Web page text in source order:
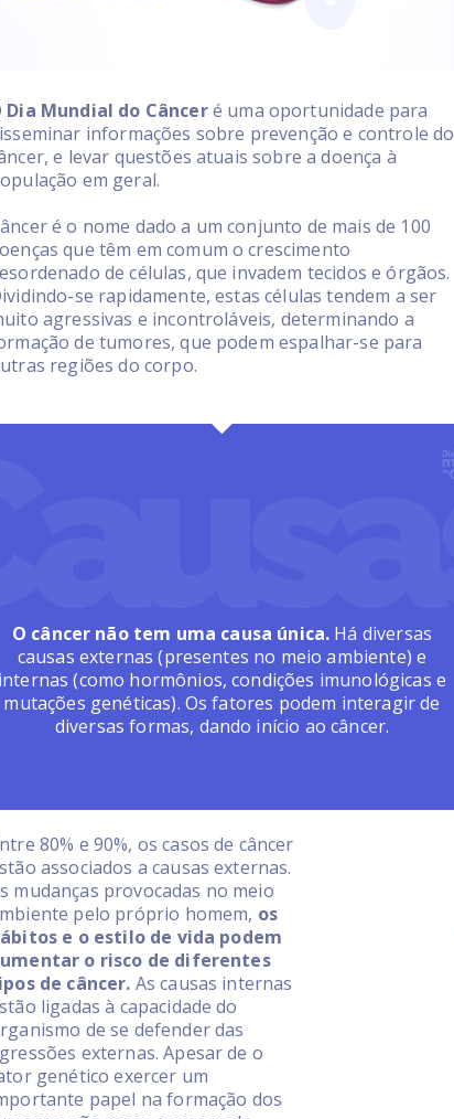
Dia Mundial do Cânceré uma oportunidade para
informações sobre prevenção e controle do
e levar questões atuais sobre a doença à
em geral.
é o nome dado a um conjunto de mais de 100
que têm em comum o crescimento
de células, que invadem tecidos e órgãos.
se rapidamente, estas células tendem a ser
agressivas e incontroláveis, determinando a
de tumores, que podem espalhar-se para
regiões do corpo.
O câncer não tem uma causa única. Há diversas
causas externas (presentes no meio ambiente) e
internas (como hormônios, condições imunológicas e
mutações genéticas). Os fatores podem interagir de
diversas formas, dando início ao câncer.
80% e 90%, os casos de câncer
associados a causas externas.
mudanças provocadas no meio
pelo próprio homem, os
e o estilo de vida podem
o risco de diferentes
de câncer. As causas internas
ligadas à capacidade do
de se defender das
externas. Apesar de o
genético exercer um
papel na formação dos